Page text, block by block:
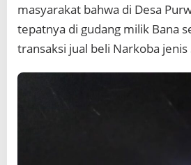
masyarakat bahwa di Desa
tepatnya di gudang milik Bana
transaksi jual beli Narkoba jenis